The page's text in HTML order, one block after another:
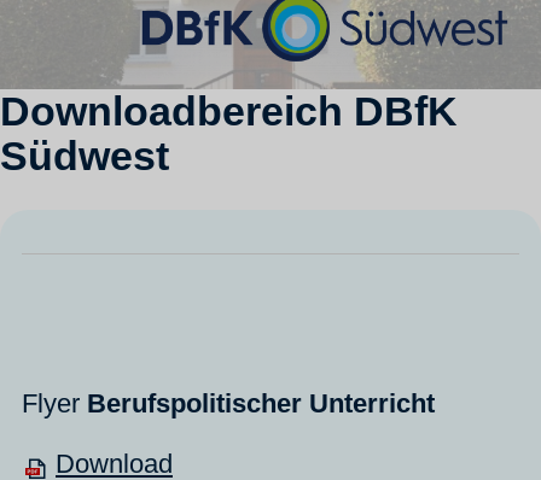
Downloadbereich DBfK
Südwest
Flyer Berufspolitischer Unterricht
Download